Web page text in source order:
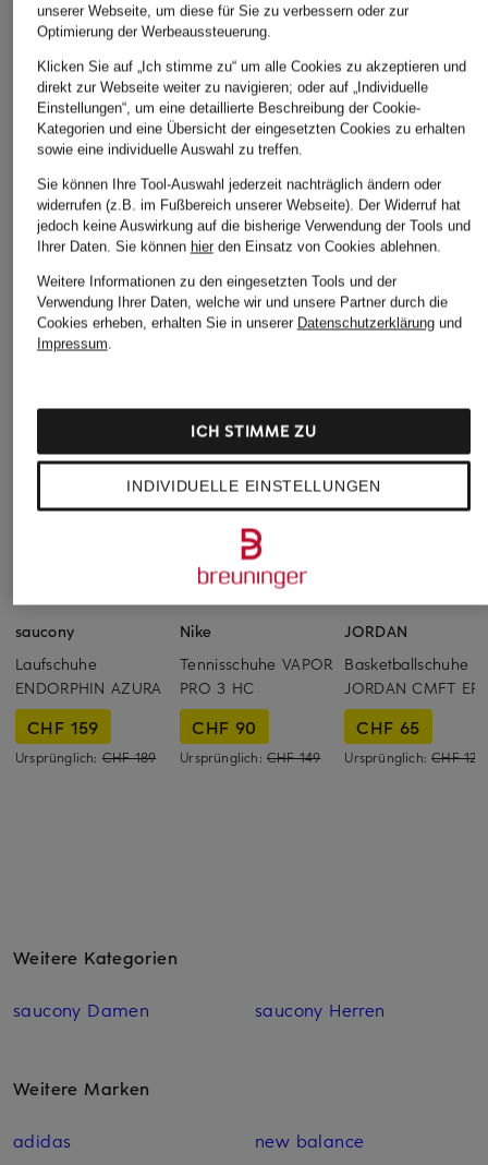
saucony
Laufschuhe
ENDORPHIN AZURA
CHF 159
Ursprünglich: CHF 189
Nike
Tennisschuhe VAPOR
PRO 3 HC
CHF 90
Ursprünglich: CHF 149
JORDAN
Basketballschuhe
JORDAN CMFT
CHF 65
Ursprünglich:CHF 129
Weitere Kategorien
saucony Damen saucony Herren
Weitere Marken
adidas
new balance
unserer Webseite, um diese für Sie zu verbessern oder zur
Optimierung der Werbeaussteuerung.
Klicken Sie auf „Ich stimme zu“ um alle Cookies zu akzeptieren und
direkt zur Webseite weiter zu navigieren; oder auf „Individuelle
Einstellungen“, um eine detaillierte Beschreibung der Cookie-
Kategorien und eine Übersicht der eingesetzten Cookies zu erhalten
sowie eine individuelle Auswahl zu treffen.
Sie können Ihre Tool-Auswahl jederzeit nachträglich ändern oder
widerrufen (z.B. im Fußbereich unserer Webseite). Der Widerruf hat
jedoch keine Auswirkung auf die bisherige Verwendung der Tools und
Ihrer Daten. Sie können hierden Einsatz von Cookies ablehnen.
Weitere Informationen zu den eingesetzten Tools und der
Verwendung Ihrer Daten, welche wir und unsere Partner durch die
Cookies erheben, erhalten Sie in unserer Datenschutzerklärungund
Impressum.
INDIVIDUELLE EINSTELLUNGEN
ICH STIMME ZU